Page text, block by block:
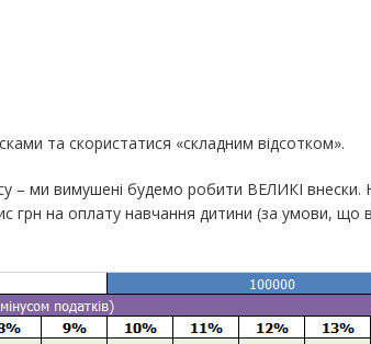
та скористатися «складним відсотком».
– ми вимушені будемо робити ВЕЛИКІ
грн на оплату навчання дитини (за умови, що